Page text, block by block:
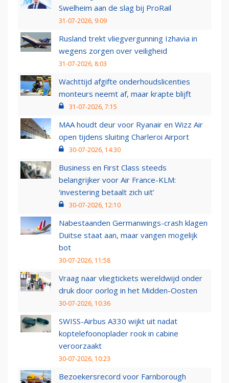
Swelheim aan de slag bij ProRail
31-07-2026, 9:09
Rusland trekt vliegvergunning Izhavia in
wegens zorgen over veiligheid
31-07-2026, 8:03
Wachttijd afgifte onderhoudslicenties
monteurs neemt af, maar krapte blijft
31-07-2026, 7:15
MAA houdt deur voor Ryanair en Wizz Air
open tijdens sluiting Charleroi Airport
30-07-2026, 14:30
Business en First Class steeds
belangrijker voor Air France-KLM:
‘investering betaalt zich uit’
30-07-2026, 12:10
Nabestaanden Germanwings-crash klagen
Duitse staat aan, maar vangen mogelijk
bot
30-07-2026, 11:58
Vraag naar vliegtickets wereldwijd onder
druk door oorlog in het Midden-Oosten
30-07-2026, 10:36
SWISS-Airbus A330 wijkt uit nadat
koptelefoonoplader rook in cabine
veroorzaakt
30-07-2026, 10:23
Bezoekersrecord voor Farnborough